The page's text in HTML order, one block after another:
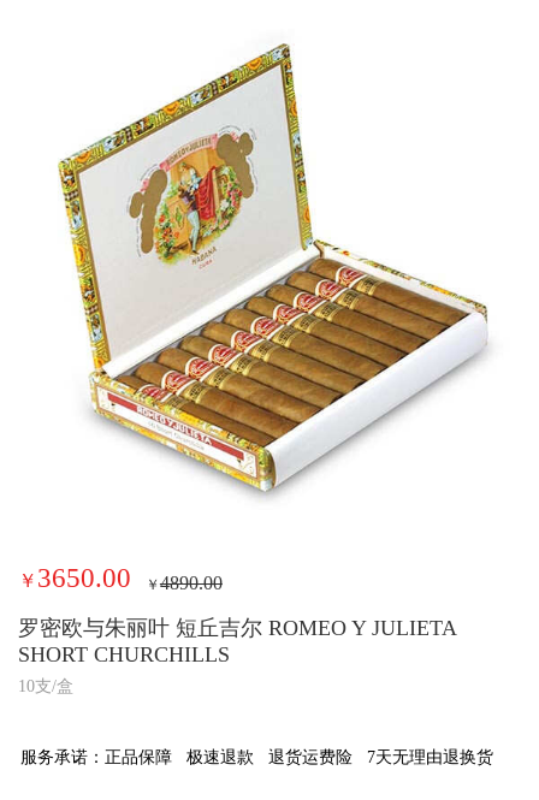
￥ 3650.00 ￥4890.00
罗密欧与朱丽叶 短丘吉尔 ROMEO Y JULIETA
SHORT CHURCHILLS
10支/盒
服务承诺： 正品保障 极速退款 退货运费险 7天无理由退换货